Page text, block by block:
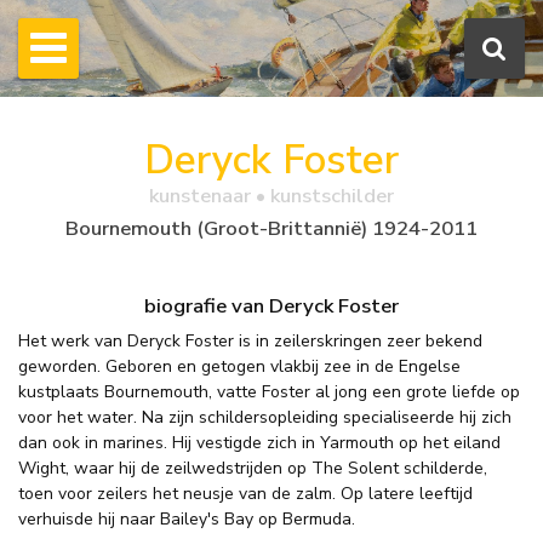
Deryck Foster
kunstenaar • kunstschilder
Bournemouth (Groot-Brittannië) 1924-2011
biografie van Deryck Foster
Het werk van Deryck Foster is in zeilerskringen zeer bekend
geworden. Geboren en getogen vlakbij zee in de Engelse
kustplaats Bournemouth, vatte Foster al jong een grote liefde op
voor het water. Na zijn schildersopleiding specialiseerde hij zich
dan ook in marines. Hij vestigde zich in Yarmouth op het eiland
Wight, waar hij de zeilwedstrijden op The Solent schilderde,
toen voor zeilers het neusje van de zalm. Op latere leeftijd
verhuisde hij naar Bailey's Bay op Bermuda.